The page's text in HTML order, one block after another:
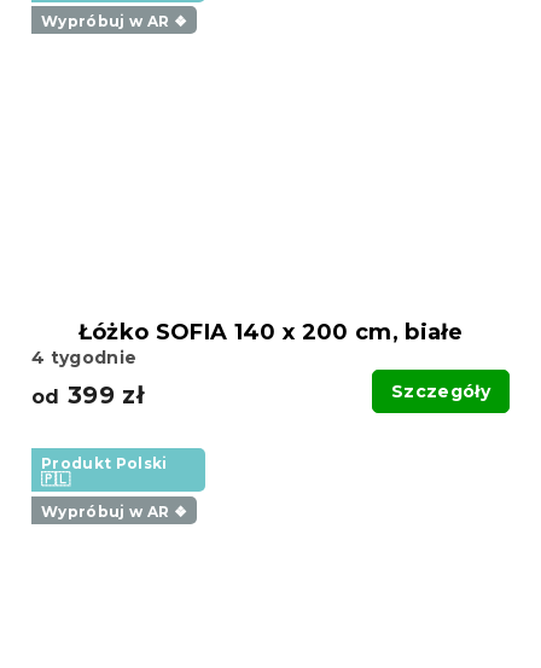
Wypróbuj w AR ❖
Łóżko SOFIA 140 x 200 cm, białe
4 tygodnie
od 399 zł Szczegóły
Produkt Polski
🇵🇱
Wypróbuj w AR ❖